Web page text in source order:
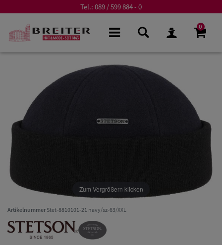
Tel.: 089 / 599 884 - 0
0
Zum Vergrößern klicken
ArtikelnummerStet-8810101-21 navy/sz-63/XXL